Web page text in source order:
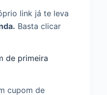
link já te leva
Basta clicar
de primeira
cupom de